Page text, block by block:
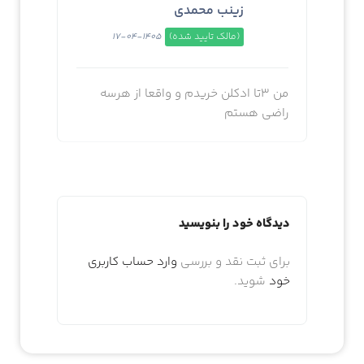
زینب محمدی
(مالک تایید شده) 1405-04-17
من 3تا ادکلن خریدم و واقعا از هرسه
راضی هستم
دیدگاه خود را بنویسید
برای ثبت نقد و بررسی وارد حساب کاربری
خود شوید.